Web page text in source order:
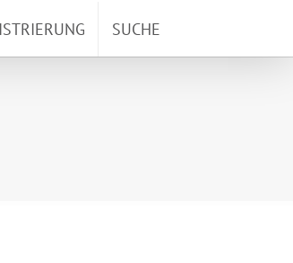
SUCHE